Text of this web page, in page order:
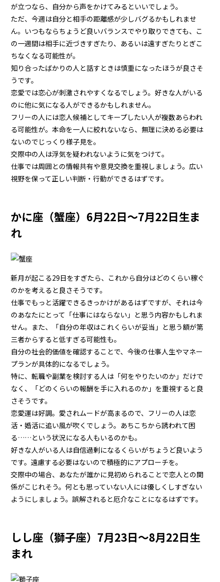
が立つなら、自分から声をかけてみるといいでしょう。
ただ、今週は自分と相手の距離感が少しバグるかもしれませ
ん。いつもならちょうど良いバランスでやり取りできても、こ
の一週間は相手に近づきすぎたり、あるいは遠すぎたりとぎこ
ちなくなる可能性が。
知り合ったばかりの人と話すときは慎重になったほうが良さそ
うです。
恋愛では恋心が刺激されやすくなるでしょう。好きな人がいる
のに他に気になる人ができるかもしれません。
フリーの人には恋人候補としてキープしたい人が複数あらわれ
る可能性が。本命を一人に絞れないなら、無理に決める必要は
ないのでじっくり様子見を。
交際中の人は浮気を疑われないように気をつけて。
仕事では周囲との情報共有や意見交換を重視しましょう。広い
視野を保って正しい判断・行動ができるはずです。
かに座（蟹座）6月22日～7月22日生ま
れ
新月が起こる29日をすぎたら、これから自分はどのくらい稼ぐ
のかを考えると良さそうです。
仕事でもっと活躍できるきっかけがあるはずですが、それは今
のあなたにとって「仕事にはならない」と思う内容かもしれま
せん。また、「自分の年収はこれくらいが妥当」と思う額が第
三者からすると低すぎる可能性も。
自分の社会的価値を確認することで、今後の仕事人生やマネー
プランが具体的になるでしょう。
特に、転職や副業を検討する人は「何をやりたいのか」だけで
なく、「どのくらいの報酬を手に入れるのか」を重視すると良
さそうです。
恋愛運は好調。愛されムードが高まるので、フリーの人は恋
活・婚活に追い風が吹くでしょう。あちこちから誘われて困
る……という状況になる人もいるのかも。
好きな人がいる人は自信過剰になるくらいがちょうど良いよう
です。遠慮する必要はないので積極的にアプローチを。
交際中の場合、あなたが誰かに見初められることで恋人との関
係がこじれそう。何とも思っていない人には優しくしすぎない
ようにしましょう。誤解されると厄介なことになるはずです。
しし座（獅子座）7月23日～8月22日生
まれ